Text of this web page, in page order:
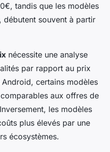
tandis que les modèles
débutent souvent à partir
nécessite une analyse
par rapport au prix
certains modèles
aux offres de
les modèles
plus élevés par une
écosystèmes.